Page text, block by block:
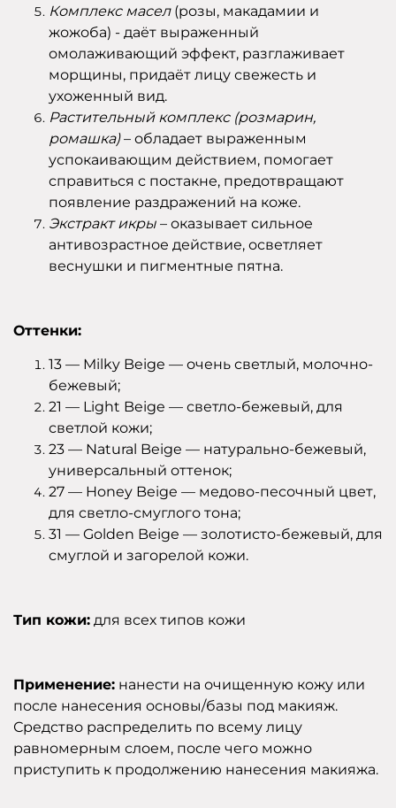
Комплекс масел(розы, макадамии и
жожоба) - даёт выраженный
омолаживающий эффект, разглаживает
морщины, придаёт лицу свежесть и
ухоженный вид.
Растительный комплекс (розмарин,
ромашка)– обладает выраженным
успокаивающим действием, помогает
справиться с постакне, предотвращают
появление раздражений на коже.
Экстракт икры – оказывает сильное
антивозрастное действие, осветляет
веснушки и пигментные пятна.
Оттенки:
13 — Milky Beige — очень светлый, молочно-
бежевый;
21 — Light Beige — светло-бежевый, для
светлой кожи;
23 — Natural Beige — натурально-бежевый,
универсальный оттенок;
27 — Honey Beige — медово-песочный цвет,
для светло-смуглого тона;
31 — Golden Beige — золотисто-бежевый, для
смуглой и загорелой кожи.
Тип кожи: для всех типов кожи
Применение: нанести на очищенную кожу или
после нанесения основы/базы под макияж.
Средство распределить по всему лицу
равномерным слоем, после чего можно
приступить к продолжению нанесения макияжа.